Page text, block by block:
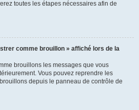
toutes les étapes nécessaires afin de
comme brouillon » affiché lors de la
brouillons les messages que vous
Vous pouvez reprendre les
depuis le panneau de contrôle de